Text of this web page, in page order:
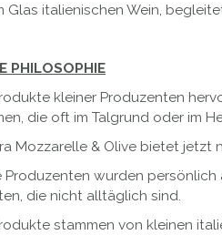
Glas italienischen Wein,
PHILOSOPHIE
kleiner Produzenten
die oft im Talgrund oder im
Mozzarelle & Olive bietet jetzt
Produzenten wurden
die nicht alltäglich sind.
stammen von kleinen